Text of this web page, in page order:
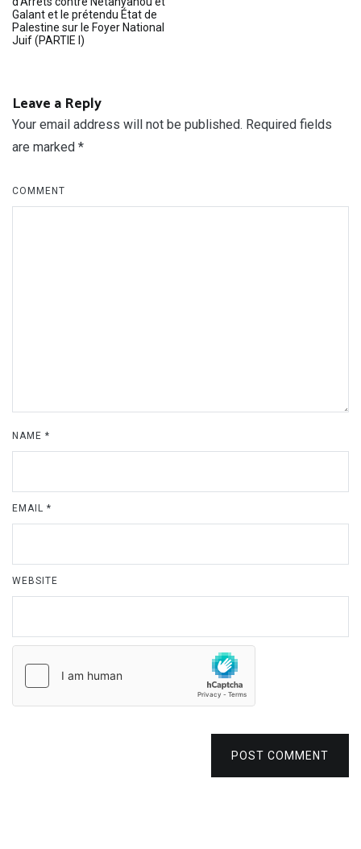
Galant et le prétendu État de
Palestine sur le Foyer National
Juif (PARTIE I)
Leave a Reply
Your email address will not be published. Required fields
are marked *
COMMENT
NAME *
EMAIL *
WEBSITE
POST COMMENT